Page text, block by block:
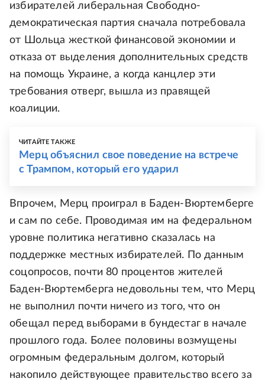
избирателей либеральная Свободно-
демократическая партия сначала потребовала
от Шольца жесткой финансовой экономии и
отказа от выделения дополнительных средств
на помощь Украине, а когда канцлер эти
требования отверг, вышла из правящей
коалиции.
ЧИТАЙТЕ ТАКЖЕ
Мерц объяснил свое поведение на встрече
с Трампом, который его ударил
Впрочем, Мерц проиграл в Баден-Вюртемберге
и сам по себе. Проводимая им на федеральном
уровне политика негативно сказалась на
поддержке местных избирателей. По данным
соцопросов, почти 80 процентов жителей
Баден-Вюртемберга недовольны тем, что Мерц
не выполнил почти ничего из того, что он
обещал перед выборами в бундестаг в начале
прошлого года. Более половины возмущены
огромным федеральным долгом, который
накопило действующее правительство всего за